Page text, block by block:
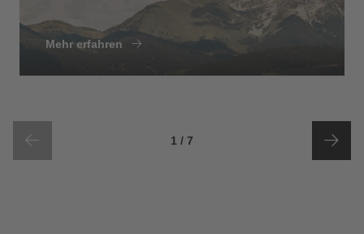
Mehr erfahren
1 von
/ 7